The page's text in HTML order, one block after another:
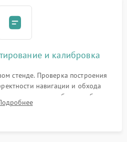
и калибровка
стенде. Проверка построения
навигации и обхода
всасывания и работы турбины.
возврата на док-станцию и